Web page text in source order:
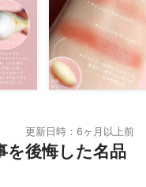
更新日時：6ヶ月以上前
を後悔した名品